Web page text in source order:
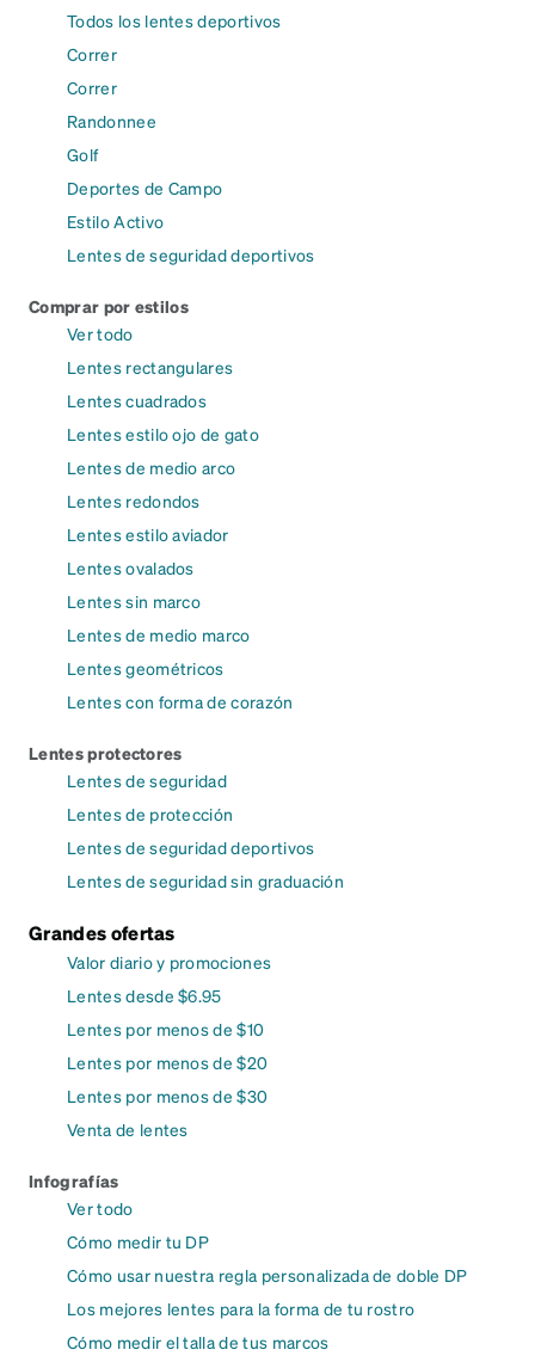
Todos los lentes deportivos
Correr
Correr
Randonnee
Golf
Deportes de Campo
Estilo Activo
Lentes de seguridad deportivos
Comprar por estilos
Ver todo
Lentes rectangulares
Lentes cuadrados
Lentes estilo ojo de gato
Lentes de medio arco
Lentes redondos
Lentes estilo aviador
Lentes ovalados
Lentes sin marco
Lentes de medio marco
Lentes geométricos
Lentes con forma de corazón
Lentes protectores
Lentes de seguridad
Lentes de protección
Lentes de seguridad deportivos
Lentes de seguridad sin graduación
Grandes ofertas
Valor diario y promociones
Lentes desde $6.95
Lentes por menos de $10
Lentes por menos de $20
Lentes por menos de $30
Venta de lentes
Infografías
Ver todo
Cómo medir tu DP
Cómo usar nuestra regla personalizada de doble DP
Los mejores lentes para la forma de tu rostro
Cómo medir el talla de tus marcos